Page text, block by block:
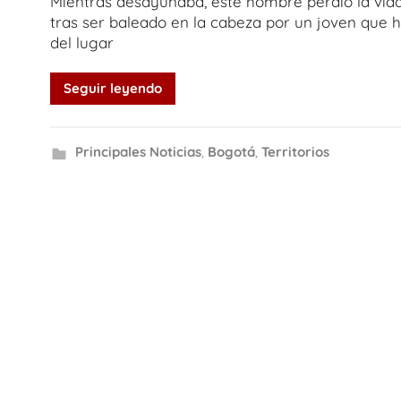
tras ser baleado en la cabeza por un joven que
del lugar
Seguir leyendo
Principales Noticias, Bogotá, Territorios